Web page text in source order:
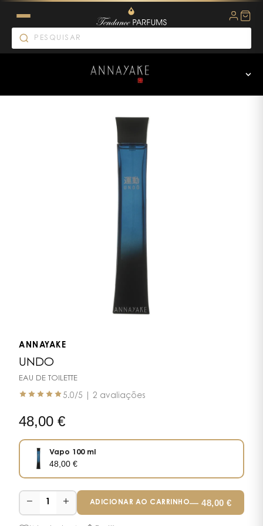
ANNAYAKE
UNDO
EAU DE TOILETTE
5.0/5 | 2 avaliações
48,00 €
Vapo 100 ml
48,00€
− 1 + ADICIONAR AO CARRINHO— 48,00 €